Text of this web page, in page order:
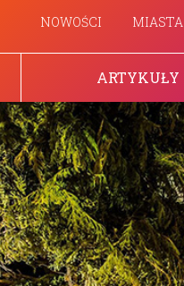
NOWOŚCI MIASTA
ARTYKUŁY